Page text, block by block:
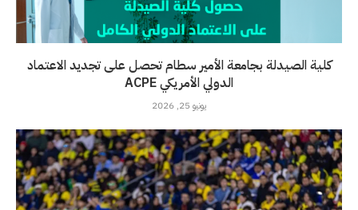
كلية الصيدلة بجامعة الأمير سطام تحصل على تجديد الاعتماد
الدولي الأمريكي ACPE
يونيو 25, 2026